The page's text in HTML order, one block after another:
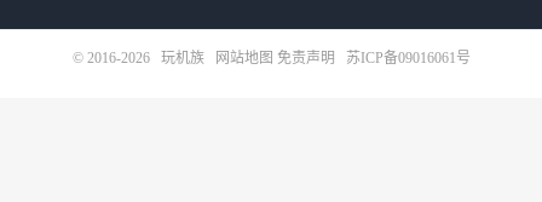
© 2016-2026 玩机族 网站地图 免责声明 苏ICP备09016061号